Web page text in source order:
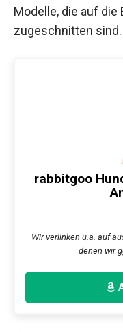
Modelle, die auf
zugeschnitten sind.
rabbitgoo
Wir verlinken u.a. auf
denen wir